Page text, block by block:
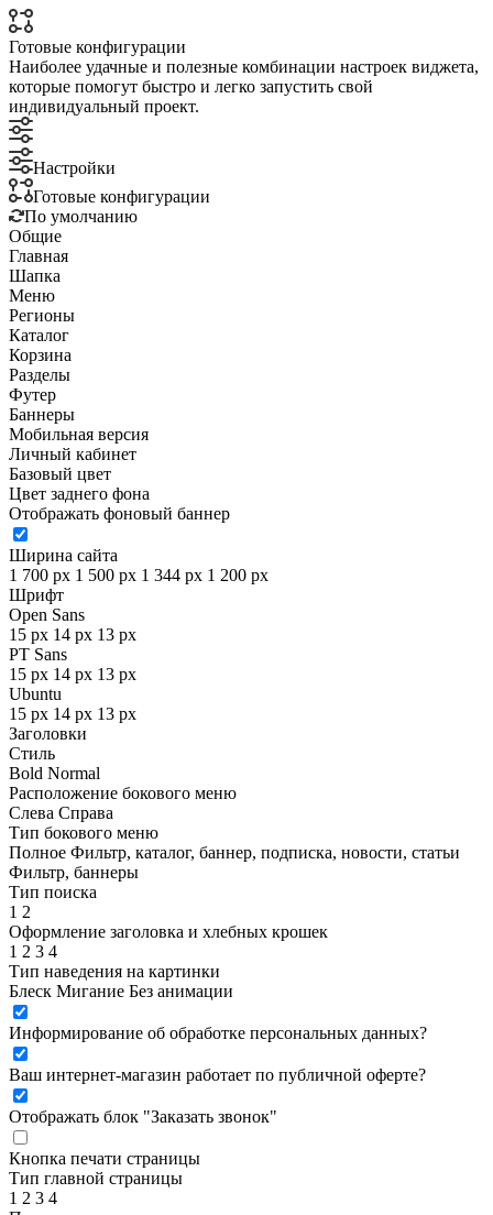
Готовые конфигурации
Наиболее удачные и полезные комбинации настроек виджета,
которые помогут быстро и легко запустить свой
индивидуальный проект.
Настройки
Готовые конфигурации
По умолчанию
Общие
Главная
Шапка
Меню
Регионы
Каталог
Корзина
Разделы
Футер
Баннеры
Мобильная версия
Личный кабинет
Базовый цвет
Цвет заднего фона
Отображать фоновый баннер
Ширина сайта
1 700 px 1 500 px 1 344 px 1 200 px
Шрифт
Open Sans
15 px 14 px 13 px
PT Sans
15 px 14 px 13 px
Ubuntu
15 px 14 px 13 px
Заголовки
Стиль
Bold Normal
Расположение бокового меню
Слева Справа
Тип бокового меню
Полное Фильтр, каталог, баннер, подписка, новости, статьи
Фильтр, баннеры
Тип поиска
1 2
Оформление заголовка и хлебных крошек
1 2 3 4
Тип наведения на картинки
Блеск Мигание Без анимации
Информирование об обработке персональных данных?
Ваш интернет-магазин работает по публичной оферте?
Отображать блок "Заказать звонок"
Кнопка печати страницы
Тип главной страницы
1 2 3 4